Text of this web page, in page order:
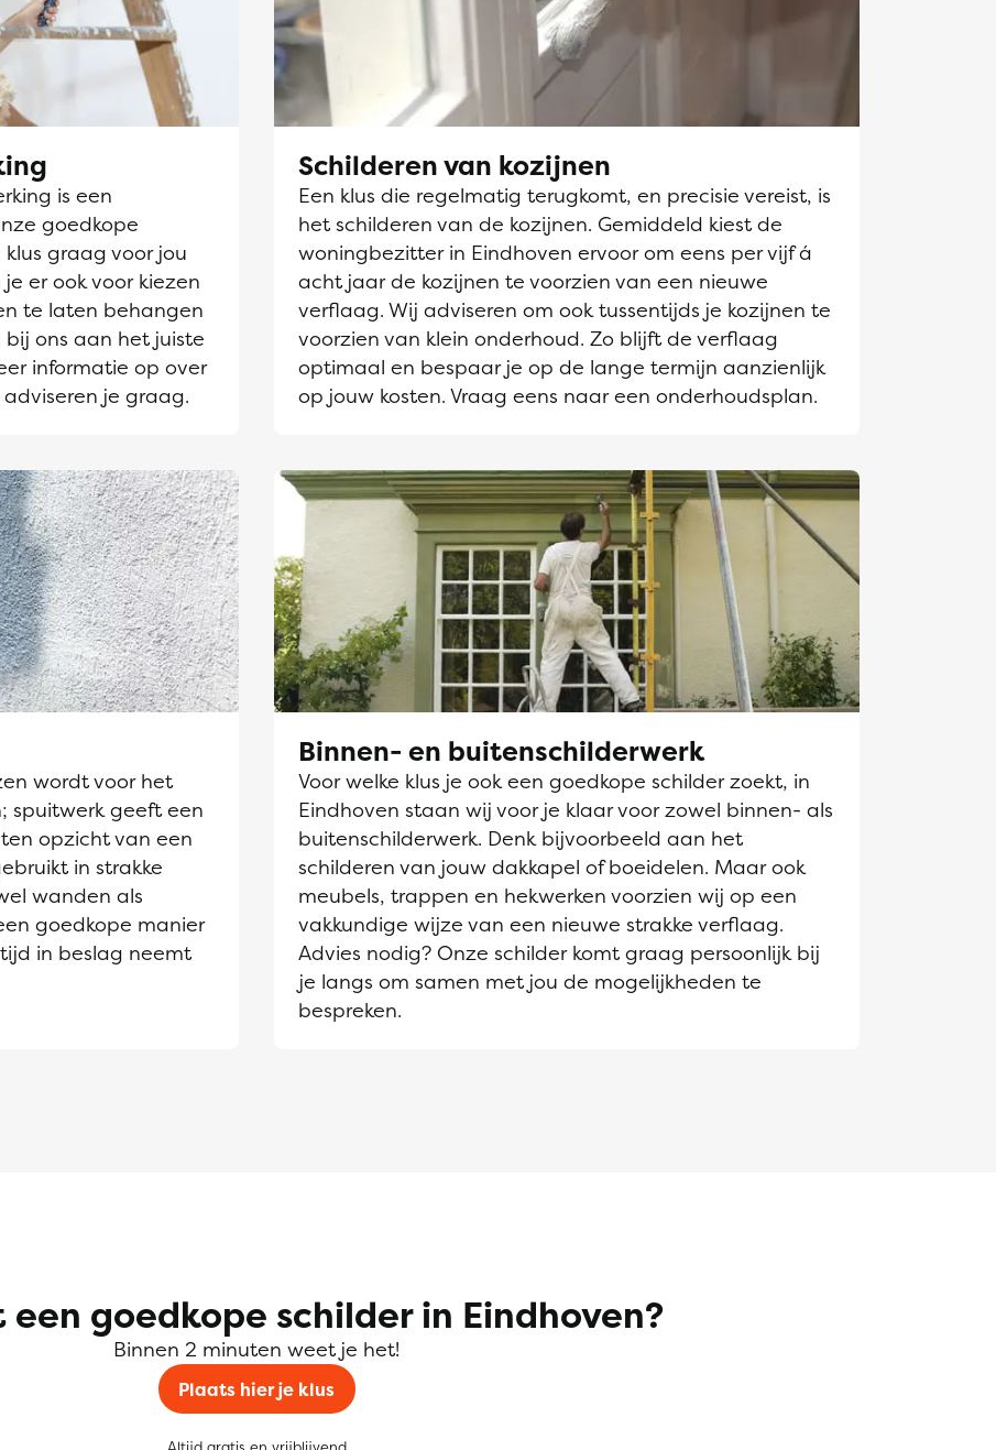
is een
goedkope
graag voor jou
er ook voor kiezen
te laten behangen
ons aan het juiste
informatie op over
je graag.
Schilderen van kozijnen
Een klus die regelmatig terugkomt, en precisie vereist, is
het schilderen van de kozijnen. Gemiddeld kiest de
woningbezitter in Eindhoven ervoor om eens per vijf á
acht jaar de kozijnen te voorzien van een nieuwe
verflaag. Wij adviseren om ook tussentijds je kozijnen te
voorzien van klein onderhoud. Zo blijft de verflaag
optimaal en bespaar je op de lange termijn aanzienlijk
op jouw kosten. Vraag eens naar een onderhoudsplan.
wordt voor het
spuitwerk geeft een
opzicht van een
in strakke
wanden als
goedkope manier
in beslag neemt
Binnen- en buitenschilderwerk
Voor welke klus je ook een goedkope schilder zoekt, in
Eindhoven staan wij voor je klaar voor zowel binnen- als
buitenschilderwerk. Denk bijvoorbeeld aan het
schilderen van jouw dakkapel of boeidelen. Maar ook
meubels, trappen en hekwerken voorzien wij op een
vakkundige wijze van een nieuwe strakke verflaag.
Advies nodig? Onze schilder komt graag persoonlijk bij
je langs om samen met jou de mogelijkheden te
bespreken.
een goedkope schilder in Eindhoven?
Binnen 2 minuten weet je het!
Plaats hier je klus